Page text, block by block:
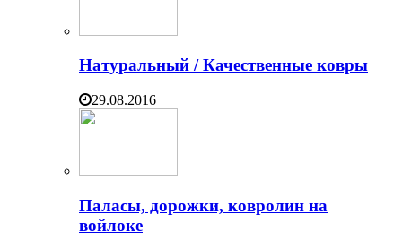
Натуральный / Качественные ковры
29.08.2016
Паласы, дорожки, ковролин на
войлоке